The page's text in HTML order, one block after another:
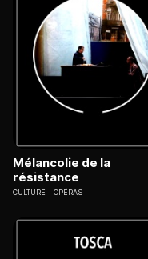
Mélancolie de la
résistance
CULTURE OPÉRAS